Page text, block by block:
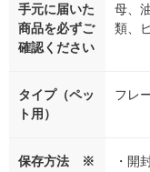
手元に届いた
商品を必ずご
確認ください
母、
類、
タイプ（ペッ
ト用）
フレ
保存方法 ※
・開